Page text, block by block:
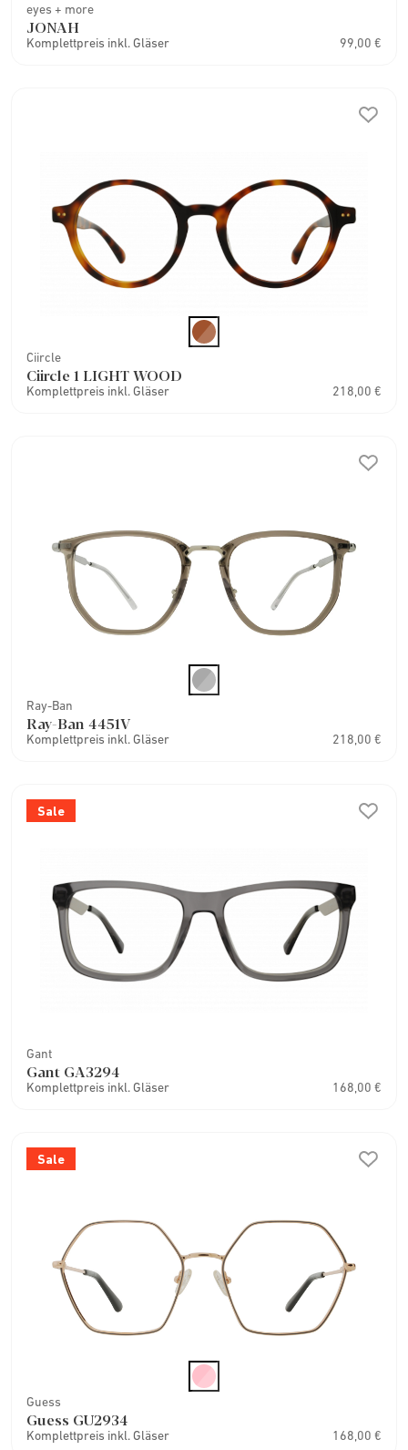
eyes + more
JONAH
Komplettpreis inkl. Gläser 99,00 €
Ciircle
Ciircle 1 LIGHT WOOD
Komplettpreis inkl. Gläser 218,00 €
Ray-Ban
Ray-Ban 4451V
Komplettpreis inkl. Gläser 218,00 €
Sale
Gant
Gant GA3294
Komplettpreis inkl. Gläser 168,00 €
Sale
Guess
Guess GU2934
Komplettpreis inkl. Gläser 168,00 €